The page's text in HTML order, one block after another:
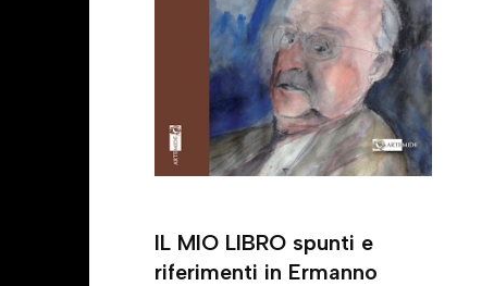
IL MIO LIBRO spunti e
riferimenti in Ermanno